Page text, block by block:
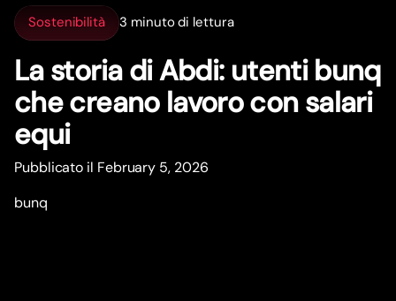
Sostenibilità 3 minuto di lettura
La storia di Abdi: utenti bunq
che creano lavoro con salari
equi
Pubblicato il February 5, 2026
bunq